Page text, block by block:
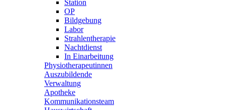
Station
OP
Bildgebung
Labor
Strahlentherapie
Nachtdienst
In Einarbeitung
Physiotherapeutinnen
Auszubildende
Verwaltung
Apotheke
Kommunikationsteam